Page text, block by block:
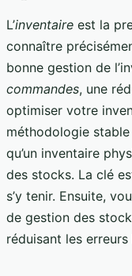
L’inventaire est la
connaître
bonne gestion de
commandes, une
optimiser votre
méthodologie
qu’un inventaire
des stocks. La clé
s’y tenir. Ensuite,
de gestion des
réduisant les